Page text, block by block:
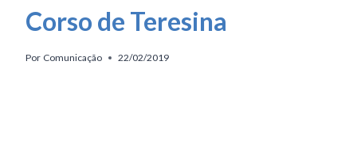
Corso de Teresina
Por Comunicação 22/02/2019